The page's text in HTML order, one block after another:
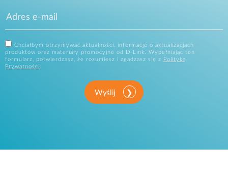
Chciałbym otrzymywać aktualności, informacje o aktualizacjach
produktów oraz materiały promocyjne od D-Link. Wypełniając ten
formularz, potwierdzasz, że rozumiesz i zgadzasz się z
Polityką
Prywatności
Wyślij